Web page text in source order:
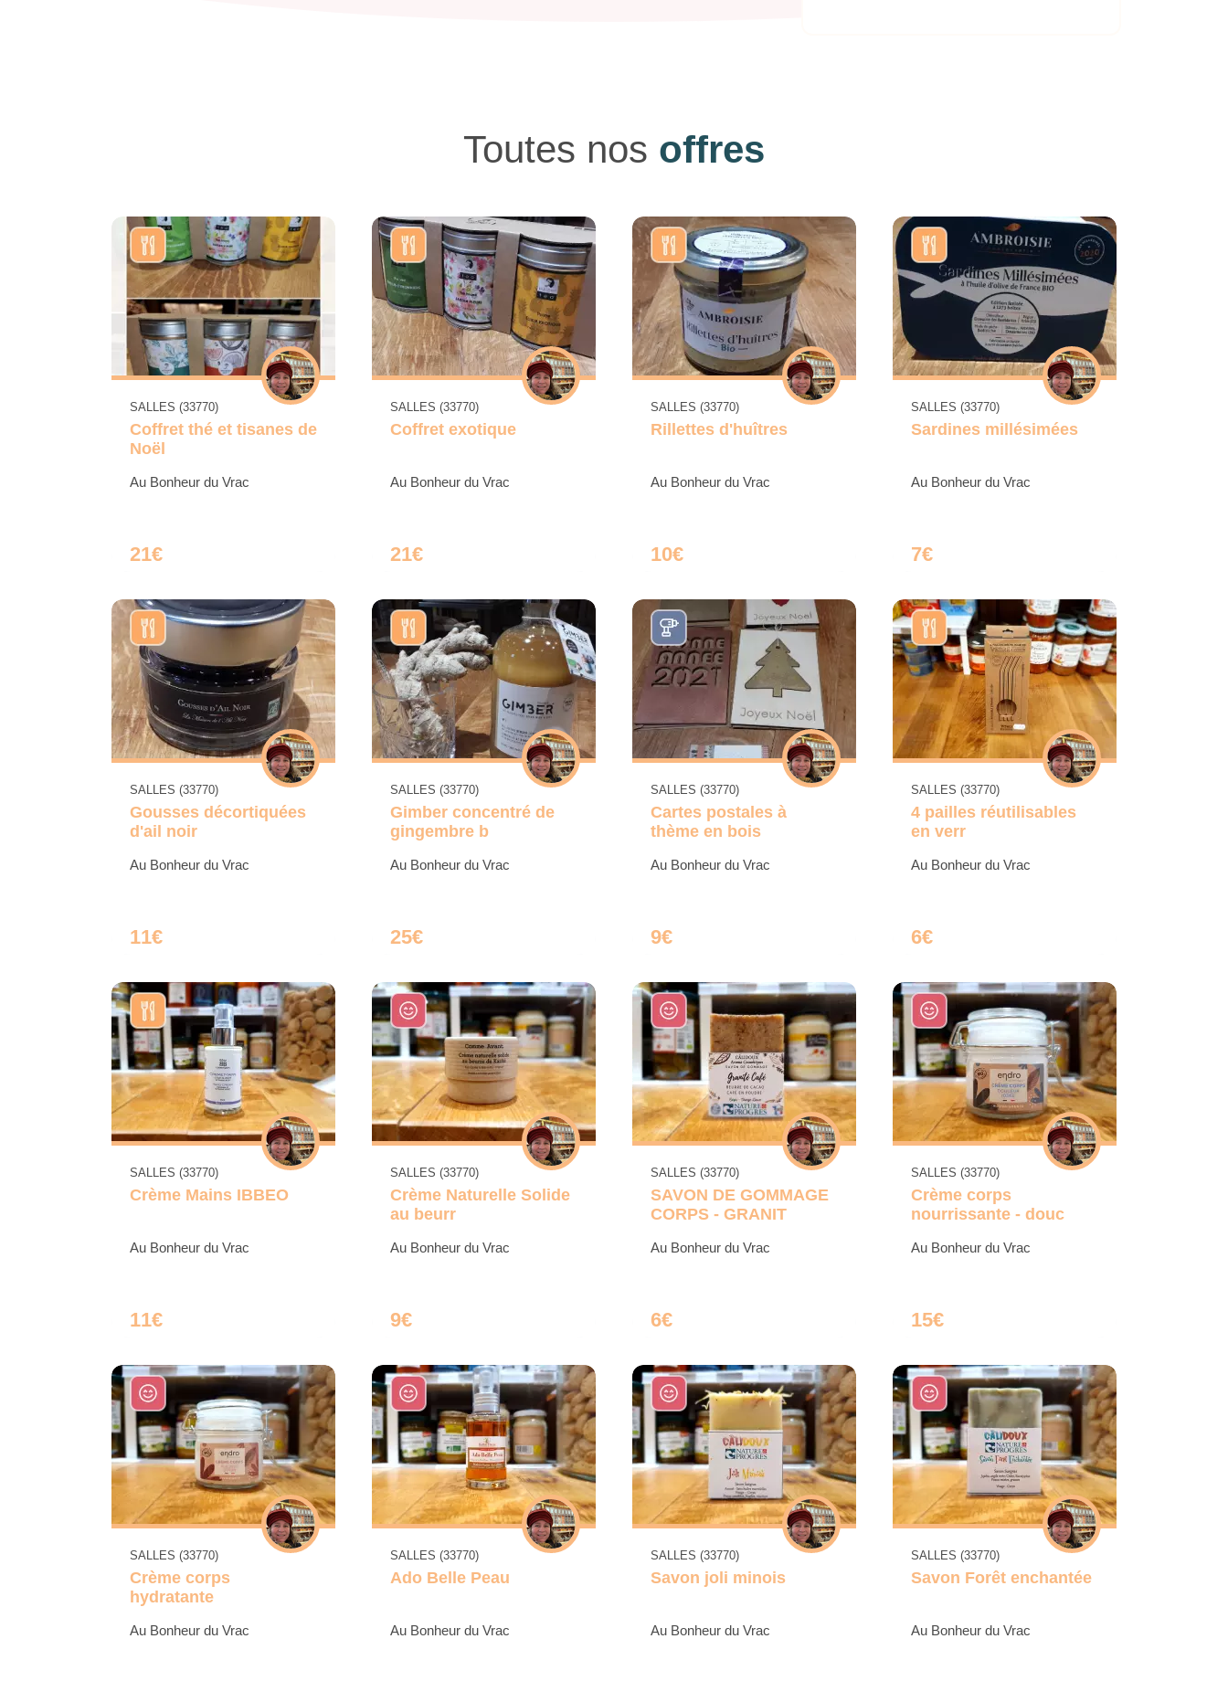
Toutes nos offres
SALLES (33770)
Coffret thé et tisanes de
Noël
Au Bonheur du Vrac
21€
SALLES (33770)
Coffret exotique
Au Bonheur du Vrac
21€
SALLES (33770)
Rillettes d'huîtres
Au Bonheur du Vrac
10€
SALLES (33770)
Sardines millésimées
Au Bonheur du Vrac
7€
SALLES (33770)
Gousses décortiquées
d'ail noir
Au Bonheur du Vrac
11€
SALLES (33770)
Gimber concentré de
gingembre b
Au Bonheur du Vrac
25€
SALLES (33770)
Cartes postales à
thème en bois
Au Bonheur du Vrac
9€
SALLES (33770)
4 pailles réutilisables
en verr
Au Bonheur du Vrac
6€
SALLES (33770)
Crème Mains IBBEO
Au Bonheur du Vrac
11€
SALLES (33770)
Crème Naturelle Solide
au beurr
Au Bonheur du Vrac
9€
SALLES (33770)
SAVON DE GOMMAGE
CORPS - GRANIT
Au Bonheur du Vrac
6€
SALLES (33770)
Crème corps
nourrissante - douc
Au Bonheur du Vrac
15€
SALLES (33770)
Crème corps
hydratante
Au Bonheur du Vrac
SALLES (33770)
Ado Belle Peau
Au Bonheur du Vrac
SALLES (33770)
Savon joli minois
Au Bonheur du Vrac
SALLES (33770)
Savon Forêt enchantée
Au Bonheur du Vrac